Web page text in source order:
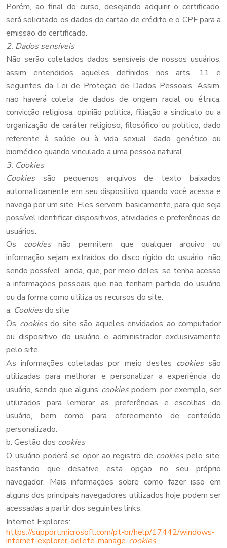
Porém, ao final do curso, desejando adquirir o certificado,
será solicitado os dados do cartão de crédito e o CPF para a
emissão do certificado.
2. Dados sensíveis
Não serão coletados dados sensíveis de nossos usuários,
assim entendidos aqueles definidos nos arts. 11 e
seguintes da Lei de Proteção de Dados Pessoais. Assim,
não haverá coleta de dados de origem racial ou étnica,
convicção religiosa, opinião política, filiação a sindicato ou a
organização de caráter religioso, filosófico ou político, dado
referente à saúde ou à vida sexual, dado genético ou
biomédico quando vinculado a uma pessoa natural.
3. Cookies
Cookiessão pequenos arquivos de texto baixados
automaticamente em seu dispositivo quando você acessa e
navega por um site. Eles servem, basicamente, para que seja
possível identificar dispositivos, atividades e preferências de
usuários.
Os cookiesnão permitem que qualquer arquivo ou
informação sejam extraídos do disco rígido do usuário, não
sendo possível, ainda, que, por meio deles, se tenha acesso
a informações pessoais que não tenham partido do usuário
ou da forma como utiliza os recursos do site.
a. Cookiesdo site
Os cookiesdo site são aqueles envidados ao computador
ou dispositivo do usuário e administrador exclusivamente
pelo site.
As informações coletadas por meio destes cookiessão
utilizadas para melhorar e personalizar a experiência do
usuário, sendo que alguns cookiespodem, por exemplo, ser
utilizados para lembrar as preferências e escolhas do
usuário, bem como para oferecimento de conteúdo
personalizado.
b. Gestão dos cookies
O usuário poderá se opor ao registro de cookiespelo site,
bastando que desative esta opção no seu próprio
navegador. Mais informações sobre como fazer isso em
alguns dos principais navegadores utilizados hoje podem ser
acessadas a partir dos seguintes links:
Internet Explores:
https://support.microsoft.com/pt-br/help/17442/windows-
internet-explorer-delete-manage-cookies